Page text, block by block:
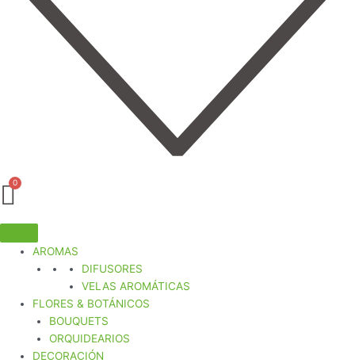
AROMAS
DIFUSORES
VELAS AROMÁTICAS
FLORES & BOTÁNICOS
BOUQUETS
ORQUIDEARIOS
DECORACIÓN